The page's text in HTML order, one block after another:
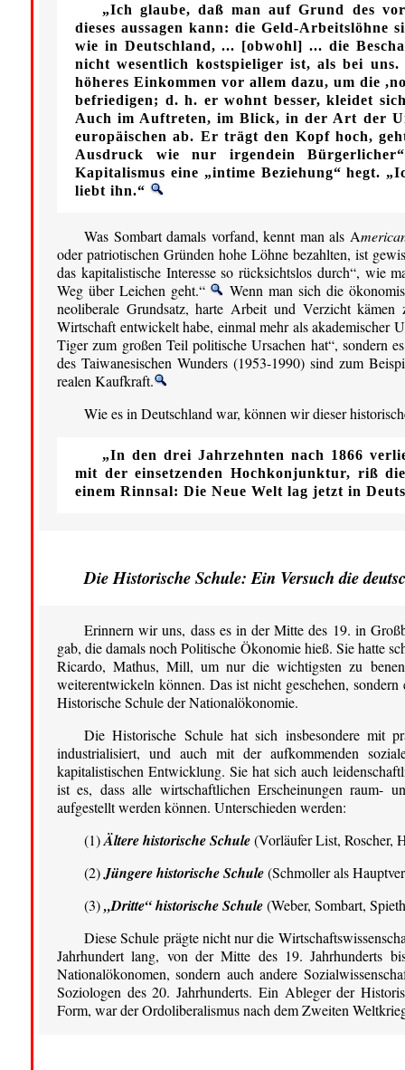
„Ich glaube, daß man auf Grund des
dieses aussagen kann: die Geld-Arbeitslöhne
wie in Deutschland, ... [obwohl] ... die
nicht wesentlich kostspieliger ist, als bei
höheres Einkommen vor allem dazu, um die
befriedigen; d. h. er wohnt besser, kleidet
Auch im Auftreten, im Blick, in der Art der
europäischen ab. Er trägt den Kopf hoch,
Ausdruck wie nur irgendein
Kapitalismus eine „intime Beziehung“ hegt.
liebt ihn.“
Was Sombart damals vorfand, kennt man als A
oder patriotischen Gründen hohe Löhne bezahlten, ist
das kapitalistische Interesse so rücksichtslos durch“, wie
Weg über Leichen geht.“
Wenn man sich die
neoliberale Grundsatz, harte Arbeit und Verzicht
Wirtschaft entwickelt habe, einmal mehr als akademischer
Tiger zum großen Teil politische Ursachen hat“, sondern
des Taiwanesischen Wunders (1953-1990) sind zum
realen Kaufkraft.
Wie es in Deutschland war, können wir dieser
„In den drei Jahrzehnten nach 1866
mit der einsetzenden Hochkonjunktur, riß
einem Rinnsal: Die Neue Welt lag jetzt in
Die Historische Schule: Ein Versuch die
Erinnern wir uns, dass es in der Mitte des 19. in
gab, die damals noch Politische Ökonomie hieß. Sie hatte
Ricardo, Mathus, Mill, um nur die wichtigsten zu
weiterentwickeln können. Das ist nicht geschehen,
Historische Schule der Nationalökonomie.
Die Historische Schule hat sich insbesondere mit
industrialisiert, und auch mit der aufkommenden
kapitalistischen Entwicklung. Sie hat sich auch
ist es, dass alle wirtschaftlichen Erscheinungen raum-
aufgestellt werden können. Unterschieden werden:
(1)Ältere historische Schule(Vorläufer List, Roscher,
(2)Jüngere historische Schule(Schmoller als
(3)„Dritte“ historische Schule(Weber, Sombart,
Diese Schule prägte nicht nur die
Jahrhundert lang, von der Mitte des 19. Jahrhunderts
Nationalökonomen, sondern auch andere
Soziologen des 20. Jahrhunderts. Ein Ableger der
Form, war der Ordoliberalismus nach dem Zweiten